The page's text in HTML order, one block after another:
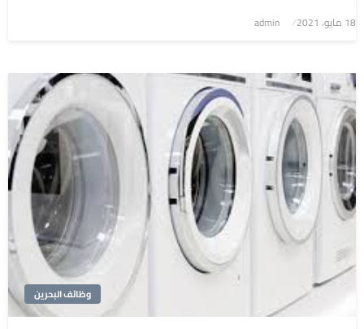
نُشر
18 مايو، 2021 admin
وظائف البحرين